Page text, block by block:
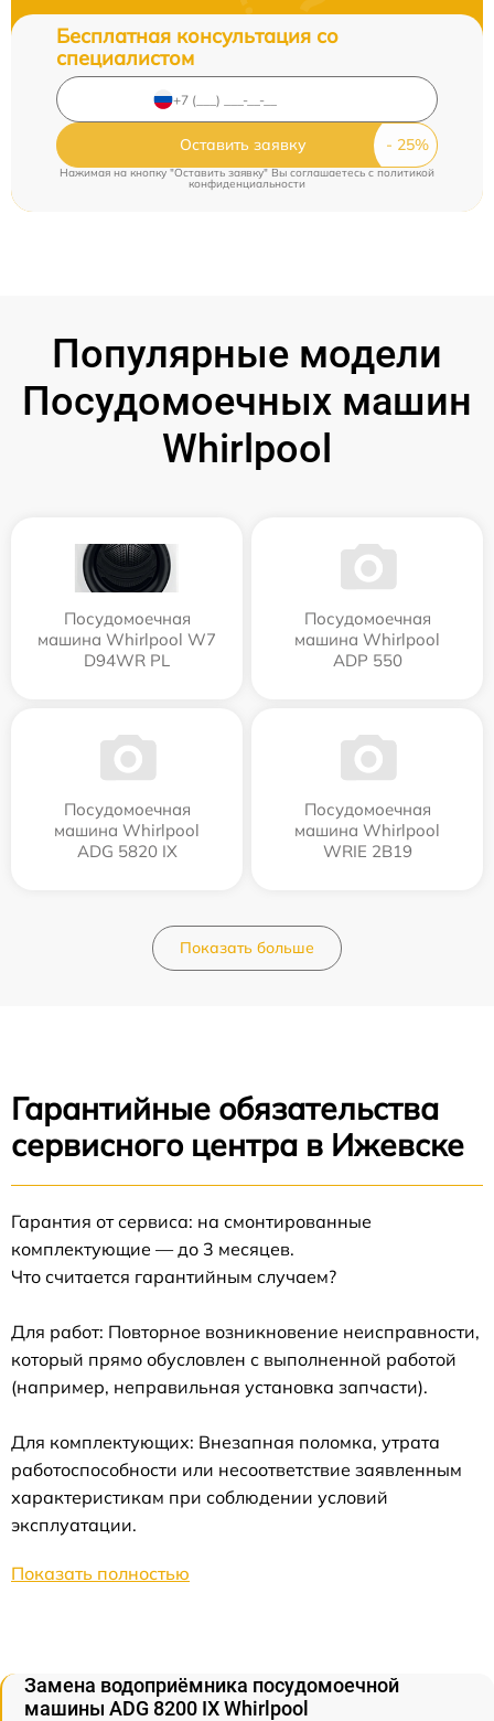
Бесплатная консультация со
специалистом
Оставить заявку
Нажимая на кнопку "Оставить заявку" Вы соглашаетесь c политикой
конфиденциальности
Популярные модели
Посудомоечных машин
Whirlpool
Посудомоечная
машина Whirlpool W7
D94WR PL
Посудомоечная
машина Whirlpool
ADP 550
Посудомоечная
машина Whirlpool
ADG 5820 IX
Посудомоечная
машина Whirlpool
WRIE 2B19
Показать больше
Гарантийные обязательства
сервисного центра в Ижевске
Гарантия от сервиса: на смонтированные
комплектующие — до 3 месяцев.
Что считается гарантийным случаем?
Для работ: Повторное возникновение неисправности,
который прямо обусловлен с выполненной работой
(например, неправильная установка запчасти).
Для комплектующих: Внезапная поломка, утрата
работоспособности или несоответствие заявленным
характеристикам при соблюдении условий
эксплуатации.
Показать полностью
Замена водоприёмника посудомоечной
машины ADG 8200 IX Whirlpool